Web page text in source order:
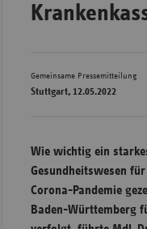
Gemeinsame Pressemitteilung
Stuttgart, 12.05.2022
Wie wichtig ein
Gesundheitswesen
Corona-Pandemie
Baden-Württemberg